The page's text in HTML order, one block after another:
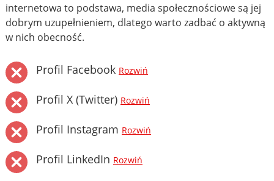
internetowa to podstawa, media społecznościowe są jej
dobrym uzupełnieniem, dlatego warto zadbać o aktywną
w nich obecność.
Profil Facebook Rozwiń
Profil X (Twitter) Rozwiń
Profil Instagram Rozwiń
Profil LinkedIn Rozwiń